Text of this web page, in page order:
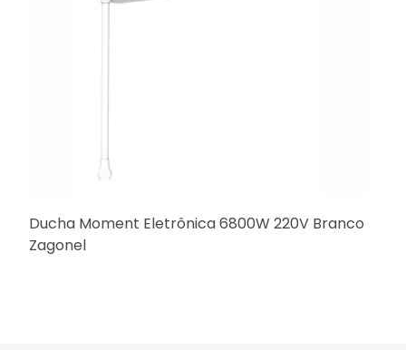
Ducha Moment Eletrônica 6800W 220V Branco
Zagonel